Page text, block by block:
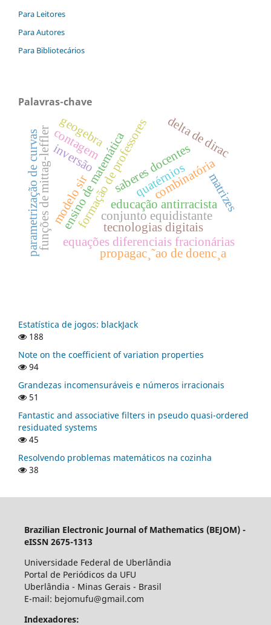
Para Leitores
Para Autores
Para Bibliotecários
Palavras-chave
formação de professores
educação antirracista
ensino de matemáticasaberes docentes
equações diferenciais fracionárias
funções de mittag-leffler quatérnios
inversão
conjunto equidistante
parametrização de curvas delta de dirac
combinatóriamatrizes
contagem
tecnologias digitais
geogebra
propagac¸˜ao de doenc¸a
modelo sir
Estatística de jogos: blackJack
188
Note on the coefficient of variation properties
94
Grandezas incomensuráveis e números irracionais
51
Fantastic and associative filters in pseudo quasi-ordered
residuated systems
45
Resolvendo problemas matemáticos na cozinha
38
Brazilian Electronic Journal of Mathematics (BEJOM) -
eISSN 2675-1313
Universidade Federal de Uberlândia
Portal de Periódicos da UFU
Uberlândia - Minas Gerais - Brasil
E-mail: bejomufu@gmail.com
Indexadores: